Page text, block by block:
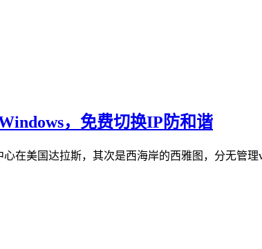
，免费切换IP防和谐
在美国达拉斯，其次是西海岸的西雅图，分无管理